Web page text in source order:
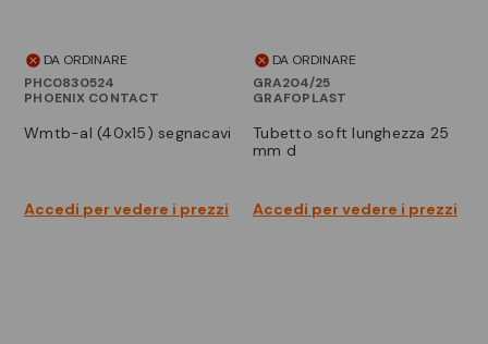
DA ORDINARE
PHC0830524
PHOENIX CONTACT
wmtb-al (40x15) segnacavi
Accedi per vedere i prezzi
DA ORDINARE
GRA204/25
GRAFOPLAST
tubetto soft lunghezza 25
mm d
Accedi per vedere i prezzi